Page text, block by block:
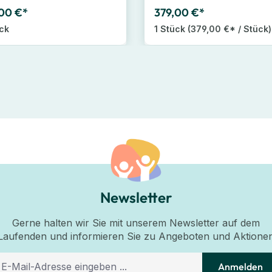
€* 379,00 €*
1 Stück (379,00 €* / Stück)
Newsletter
Gerne halten wir Sie mit unserem Newsletter auf dem
und informieren Sie zu Angeboten und
Anmelden